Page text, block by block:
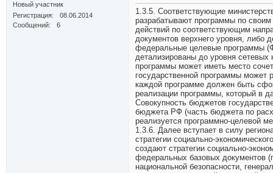
Новый участник
Регистрация
08.06.2014
Сообщений
6
1.3.5. Соответствующие
разрабатывают программы по
действий по соответствующим
документов верхнего уровня, либо
федеральные целевые программы
детализированы до уровня сетевых
программы может иметь место
государственной программы может
каждой программе должен быть
реализации программы, который в
Совокупность бюджетов
бюджета РФ (часть бюджета по
реализуется программно-целевой
1.3.6. Далее вступает в силу
стратегии социально-
создают стратегии социально-
федеральных базовых документов
национальной безопасности,